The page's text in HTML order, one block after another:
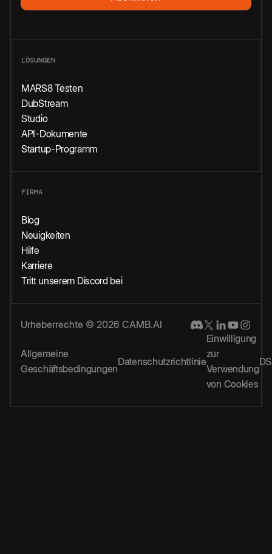
LÖSUNGEN
MARS8 Testen
DubStream
Studio
API-Dokumente
Startup-Programm
FIRMA
Blog
Neuigkeiten
Hilfe
Karriere
Tritt unserem Discord bei
Urheberrechte © 2026 CAMB.AI
Allgemeine
Geschäftsbedingungen
Datenschutzrichtlinie
Einwilligung
zur
Verwendung
von Cookies